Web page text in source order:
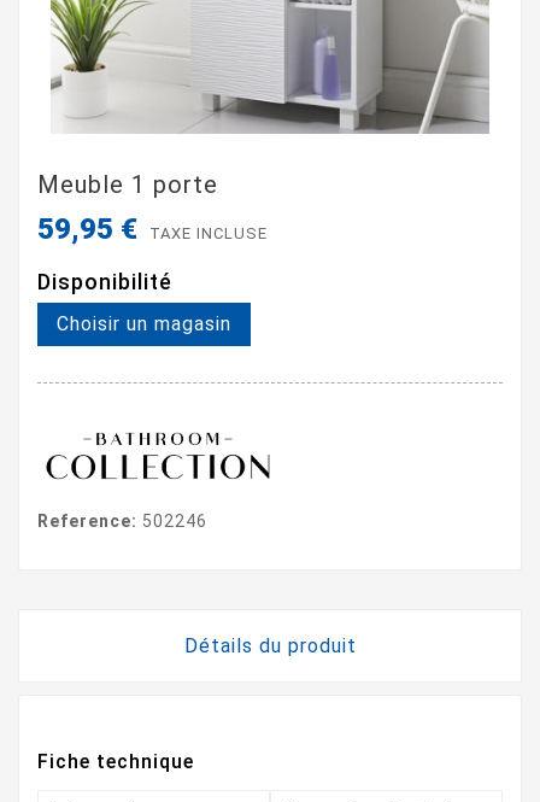
Meuble 1 porte
59,95 € TAXE INCLUSE
Disponibilité
Choisir un magasin
Reference: 502246
Détails du produit
Fiche technique